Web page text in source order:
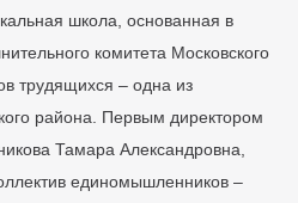
школа, основанная в
комитета Московского
трудящихся – одна из
района. Первым директором
Тамара Александровна,
единомышленников –